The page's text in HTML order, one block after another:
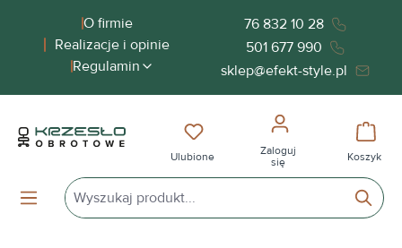
zawartościO firmie
Realizacje i opinie
Regulamin
76 832 10 28
501 677 990
sklep@efekt-style.pl
Masz 0 przedmioty na liście
Ulubione
Zaloguj
się
Koszyk